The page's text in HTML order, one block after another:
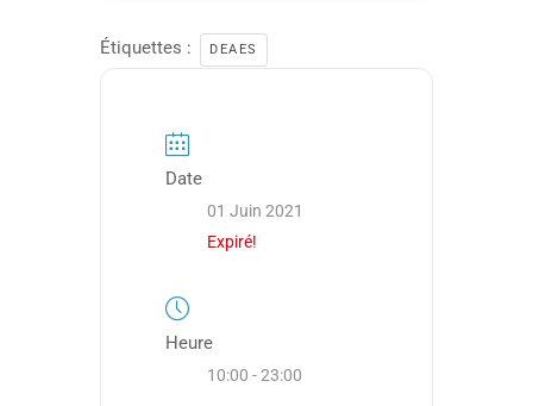
Étiquettes : DEAES
Date
01 Juin 2021
Expiré!
Heure
10:00 - 23:00